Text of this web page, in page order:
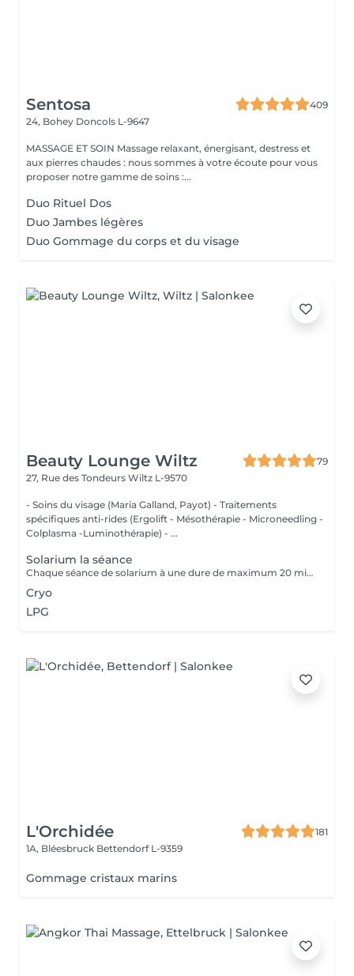
Sentosa
409
24, Bohey Doncols L-9647
MASSAGE ET SOIN Massage relaxant, énergisant, destress et
aux pierres chaudes : nous sommes à votre écoute pour vous
proposer notre gamme de soins :...
Duo Rituel Dos
Duo Jambes légères
Duo Gommage du corps et du visage
Beauty Lounge Wiltz
79
27, Rue des Tondeurs Wiltz L-9570
- Soins du visage (Maria Galland, Payot) - Traitements
spécifiques anti-rides (Ergolift - Mésothérapie - Microneedling -
Colplasma -Luminothérapie) - ...
Solarium la séance
Chaque séance de solarium à une dure de maximum 20 minutes. Possibilité de prendre une douche.
Cryo
LPG
L'Orchidée
181
1A, Bléesbruck Bettendorf L-9359
Gommage cristaux marins